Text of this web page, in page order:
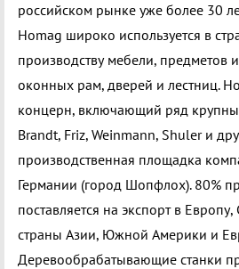
российском рынке уже более 30
Homag широко используется в
производству мебели, предметов
оконных рам, дверей и лестниц.
концерн, включающий ряд
Brandt, Friz, Weinmann, Shuler и
производственная площадка
Германии (город Шопфлох). 80%
поставляется на экспорт в
страны Азии, Южной Америки и
Деревообрабатывающие станки